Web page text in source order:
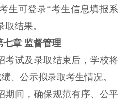
生可登录“考生信息填报系
结果。
七章 监督管理
考试及录取结束后，学校将
、公示拟录取考生情况。
期间，确保规范有序、公平